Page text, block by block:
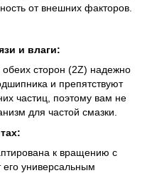
от внешних факторов.
и влаги:
сторон (2Z) надежно
и препятствуют
частиц, поэтому вам не
для частой смазки.
к вращению с
его универсальным